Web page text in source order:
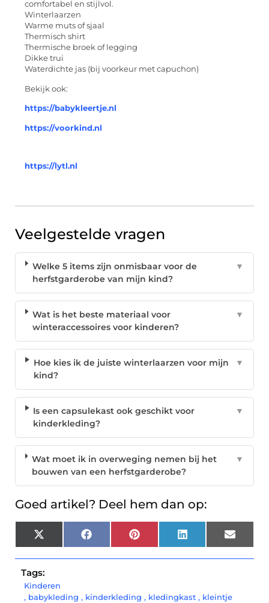
comfortabel en stijlvol.
Winterlaarzen
Warme muts of sjaal
Thermisch shirt
Thermische broek of legging
Dikke trui
Waterdichte jas (bij voorkeur met capuchon)
Bekijk ook:
https://babykleertje.nl
https://voorkind.nl
https://lytl.nl
Veelgestelde vragen
Welke 5 items zijn onmisbaar voor de
herfstgarderobe van mijn kind?
▼
Wat is het beste materiaal voor
winteraccessoires voor kinderen?
▼
Hoe kies ik de juiste winterlaarzen voor mijn
kind?
▼
Is een capsulekast ook geschikt voor
kinderkleding?
▼
Wat moet ik in overweging nemen bij het
bouwen van een herfstgarderobe?
▼
Goed artikel? Deel hem dan op:
X
(Twitter)
Facebook Pinterest LinkedIn Email
Tags:
Kinderen
, babykleding , kinderkleding , kledingkast , kleintje